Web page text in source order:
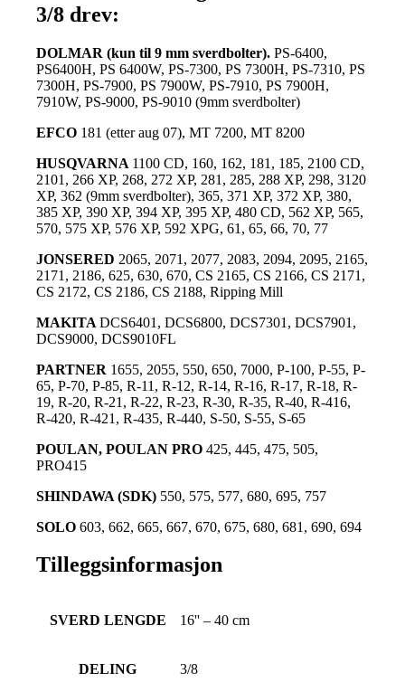
3/8 drev:
DOLMAR (kun til 9 mm sverdbolter). PS-6400,
PS6400H, PS 6400W, PS-7300, PS 7300H, PS-7310, PS
7300H, PS-7900, PS 7900W, PS-7910, PS 7900H,
7910W, PS-9000, PS-9010 (9mm sverdbolter)
EFCO 181 (etter aug 07), MT 7200, MT 8200
HUSQVARNA 1100 CD, 160, 162, 181, 185, 2100 CD,
2101, 266 XP, 268, 272 XP, 281, 285, 288 XP, 298, 3120
XP, 362 (9mm sverdbolter), 365, 371 XP, 372 XP, 380,
385 XP, 390 XP, 394 XP, 395 XP, 480 CD, 562 XP, 565,
570, 575 XP, 576 XP, 592 XPG, 61, 65, 66, 70, 77
JONSERED 2065, 2071, 2077, 2083, 2094, 2095, 2165,
2171, 2186, 625, 630, 670, CS 2165, CS 2166, CS 2171,
CS 2172, CS 2186, CS 2188, Ripping Mill
MAKITADCS6401, DCS6800, DCS7301, DCS7901,
DCS9000, DCS9010FL
PARTNER 1655, 2055, 550, 650, 7000, P-100, P-55, P-
65, P-70, P-85, R-11, R-12, R-14, R-16, R-17, R-18, R-
19, R-20, R-21, R-22, R-23, R-30, R-35, R-40, R-416,
R-420, R-421, R-435, R-440, S-50, S-55, S-65
POULAN, POULAN PRO 425, 445, 475, 505,
PRO415
SHINDAWA (SDK) 550, 575, 577, 680, 695, 757
SOLO 603, 662, 665, 667, 670, 675, 680, 681, 690, 694
Tilleggsinformasjon
SVERD LENGDE 16'' – 40 cm
DELING 3/8